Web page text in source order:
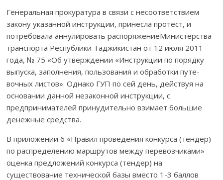
Генеральная прокуратура в связи с несоответствием
закону указан­ной инструкции, принесла протест, и
потребовала аннулировать распо­ря­жениеМинистерства
транспорта Респуб­лики Таджикистан от 12 июля 2011
года, № 75 «Об утверждении «Ин­струк­ции по порядку
выпуска, запол­нения, пользования и обработки путе­
вочных листов». Однако ГУП по сей день, действуя на
основании данной незаконной инструкции, с
предпринимателей принудительно взимает большие
денежные средства.
В приложении 6 «Правил проведения конкурса (тендер)
по рас­пре­де­лению марш­рутов между перевозчиками»
оценка предложений конкур­са (тендер) на
существование технической базы вместо 1-3 баллов